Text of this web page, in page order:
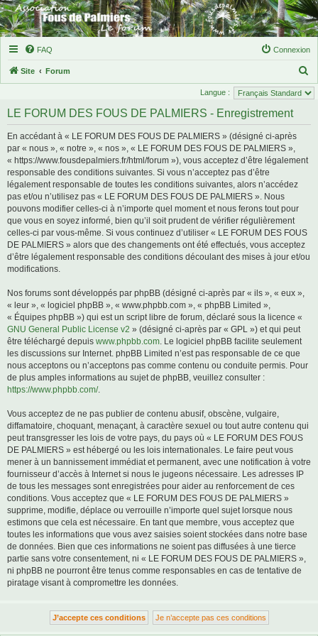
FAQ Connexion
Site Forum
e
Langue :
LE FORUM DES FOUS DE PALMIERS - Enregistrement
En accédant à « LE FORUM DES FOUS DE PALMIERS » (désigné ci-après
par « nous », « notre », « nos », « LE FORUM DES FOUS DE PALMIERS »,
« https://www.fousdepalmiers.fr/html/forum »), vous acceptez d’être légalement
responsable des conditions suivantes. Si vous n’acceptez pas d’être
légalement responsable de toutes les conditions suivantes, alors n’accédez
pas et/ou n’utilisez pas « LE FORUM DES FOUS DE PALMIERS ». Nous
pouvons modifier celles-ci à n’importe quel moment et nous ferons tout pour
que vous en soyez informé, bien qu’il soit prudent de vérifier régulièrement
celles-ci par vous-même. Si vous continuez d’utiliser « LE FORUM DES FOUS
DE PALMIERS » alors que des changements ont été effectués, vous acceptez
d’être légalement responsable des conditions découlant des mises à jour et/ou
modifications.
Nos forums sont développés par phpBB (désigné ci-après par « ils », « eux »,
« leur », « logiciel phpBB », « www.phpbb.com », « phpBB Limited »,
« Équipes phpBB ») qui est un script libre de forum, déclaré sous la licence «
GNU General Public License v2 » (désigné ci-après par « GPL ») et qui peut
être téléchargé depuis www.phpbb.com. Le logiciel phpBB facilite seulement
les discussions sur Internet. phpBB Limited n’est pas responsable de ce que
nous acceptons ou n’acceptons pas comme contenu ou conduite permis. Pour
de plus amples informations au sujet de phpBB, veuillez consulter :
https://www.phpbb.com/.
Vous acceptez de ne pas publier de contenu abusif, obscène, vulgaire,
diffamatoire, choquant, menaçant, à caractère sexuel ou tout autre contenu qui
peut transgresser les lois de votre pays, du pays où « LE FORUM DES FOUS
DE PALMIERS » est hébergé ou les lois internationales. Le faire peut vous
mener à un bannissement immédiat et permanent, avec une notification à votre
fournisseur d’accès à Internet si nous le jugeons nécessaire. Les adresses IP
de tous les messages sont enregistrées pour aider au renforcement de ces
conditions. Vous acceptez que « LE FORUM DES FOUS DE PALMIERS »
supprime, modifie, déplace ou verrouille n’importe quel sujet lorsque nous
estimons que cela est nécessaire. En tant que membre, vous acceptez que
toutes les informations que vous avez saisies soient stockées dans notre base
de données. Bien que ces informations ne soient pas diffusées à une tierce
partie sans votre consentement, ni « LE FORUM DES FOUS DE PALMIERS »,
ni phpBB ne pourront être tenus comme responsables en cas de tentative de
piratage visant à compromettre les données.